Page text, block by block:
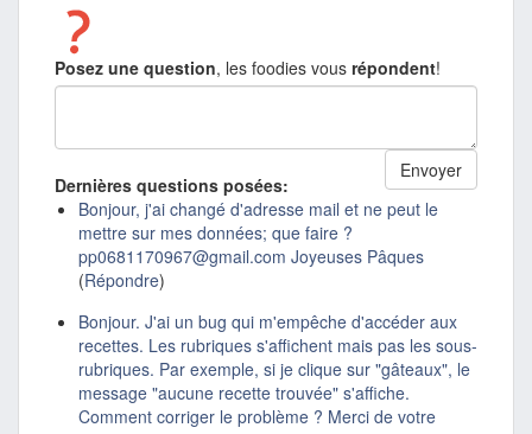
Posez une question, les foodies vous répondent!
Dernières questions posées:
Bonjour, j'ai changé d'adresse mail et ne peut le
mettre sur mes données; que faire ?
pp0681170967@gmail.com Joyeuses Pâques
(Répondre)
Bonjour. J'ai un bug qui m'empêche d'accéder aux
recettes. Les rubriques s'affichent mais pas les sous-
rubriques. Par exemple, si je clique sur "gâteaux", le
message "aucune recette trouvée" s'affiche.
Comment corriger le problème ? Merci de votre